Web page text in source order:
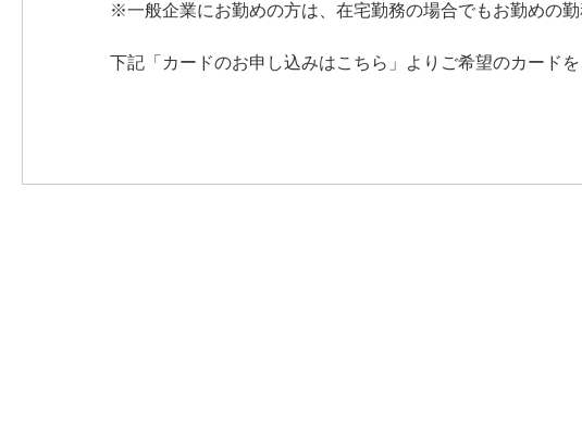
※一般企業にお勤めの方は、在宅勤務の場合でもお勤めの
下記「カードのお申し込みはこちら」よりご希望のカード